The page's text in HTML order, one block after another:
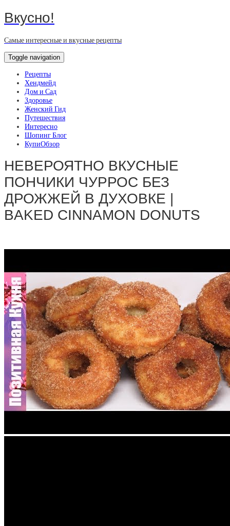
Вкусно!
Самые интересные и вкусные рецепты
Toggle navigation
Рецепты
Хендмейд
Дом и Сад
Здоровье
Женский Гид
Путешествия
Интересно
Шопинг Блог
КупиОбзор
НЕВЕРОЯТНО ВКУСНЫЕ
ПОНЧИКИ ЧУРРОС БЕЗ
ДРОЖЖЕЙ В ДУХОВКЕ |
BAKED CINNAMON DONUTS